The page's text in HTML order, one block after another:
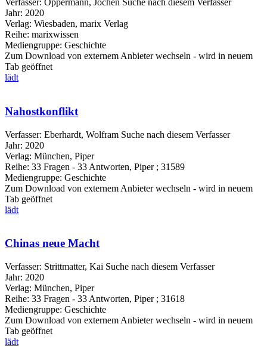
Verfasser: Oppermann, Jochen Suche nach diesem Verfasser
Jahr: 2020
Verlag: Wiesbaden, marix Verlag
Reihe: marixwissen
Mediengruppe: Geschichte
Zum Download von externem Anbieter wechseln - wird in neuem
Tab geöffnet
lädt
Nahostkonflikt
Verfasser: Eberhardt, Wolfram Suche nach diesem Verfasser
Jahr: 2020
Verlag: München, Piper
Reihe: 33 Fragen - 33 Antworten, Piper ; 31589
Mediengruppe: Geschichte
Zum Download von externem Anbieter wechseln - wird in neuem
Tab geöffnet
lädt
Chinas neue Macht
Verfasser: Strittmatter, Kai Suche nach diesem Verfasser
Jahr: 2020
Verlag: München, Piper
Reihe: 33 Fragen - 33 Antworten, Piper ; 31618
Mediengruppe: Geschichte
Zum Download von externem Anbieter wechseln - wird in neuem
Tab geöffnet
lädt